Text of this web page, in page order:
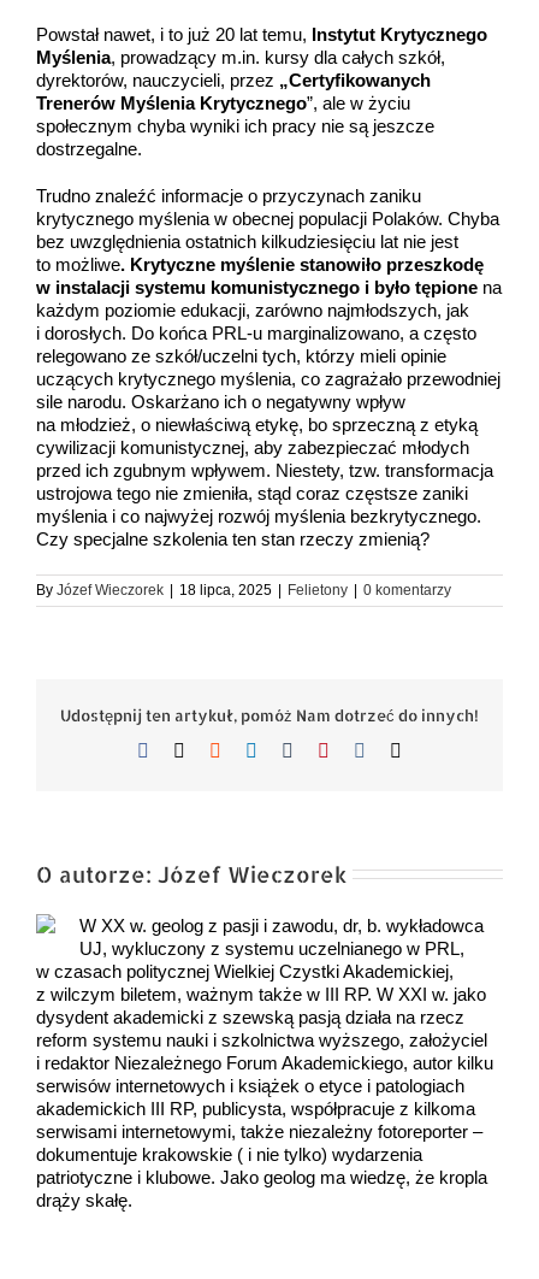
Powstał nawet, i to już 20 lat temu, Instytut Krytycznego
Myślenia, prowadzący m.in. kursy dla całych szkół,
dyrektorów, nauczycieli, przez „Certyfikowanych
Trenerów Myślenia Krytycznego”, ale w życiu
społecznym chyba wyniki ich pracy nie są jeszcze
dostrzegalne.
Trudno znaleźć informacje o przyczynach zaniku
krytycznego myślenia w obecnej populacji Polaków. Chyba
bez uwzględnienia ostatnich kilkudziesięciu lat nie jest
to możliwe. Krytyczne myślenie stanowiło przeszkodę
w instalacji systemu komunistycznego i było tępione na
każdym poziomie edukacji, zarówno najmłodszych, jak
i dorosłych. Do końca PRL-u marginalizowano, a często
relegowano ze szkół/uczelni tych, którzy mieli opinie
uczących krytycznego myślenia, co zagrażało przewodniej
sile narodu. Oskarżano ich o negatywny wpływ
na młodzież, o niewłaściwą etykę, bo sprzeczną z etyką
cywilizacji komunistycznej, aby zabezpieczać młodych
przed ich zgubnym wpływem. Niestety, tzw. transformacja
ustrojowa tego nie zmieniła, stąd coraz częstsze zaniki
myślenia i co najwyżej rozwój myślenia bezkrytycznego.
Czy specjalne szkolenia ten stan rzeczy zmienią?
By Józef Wieczorek 18 lipca, 2025 Felietony 0 komentarzy
Udostępnij ten artykuł, pomóż Nam dotrzeć do innych!
Facebook Reddit LinkedIn
TumblrPinterest
O autorze: Józef Wieczorek
W XX w. geolog z pasji i zawodu, dr, b. wykładowca
UJ, wykluczony z systemu uczelnianego w PRL,
w czasach politycznej Wielkiej Czystki Akademickiej,
z wilczym biletem, ważnym także w III RP. W XXI w. jako
dysydent akademicki z szewską pasją działa na rzecz
reform systemu nauki i szkolnictwa wyższego, założyciel
i redaktor Niezależnego Forum Akademickiego, autor kilku
serwisów internetowych i książek o etyce i patologiach
akademickich III RP, publicysta, współpracuje z kilkoma
serwisami internetowymi, także niezależny fotoreporter –
dokumentuje krakowskie ( i nie tylko) wydarzenia
patriotyczne i klubowe. Jako geolog ma wiedzę, że kropla
drąży skałę.